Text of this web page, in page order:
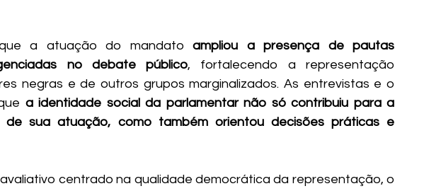
a atuação do mandato ampliou a presença de pautas
no debate público, fortalecendo a representação
a identidade social da parlamentar não só contribuiu para a
de sua atuação, como também orientou decisões práticas e
centrado na qualidade democrática da representação, o